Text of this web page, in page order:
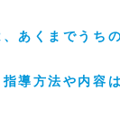
あくまでうち
導方法や内容